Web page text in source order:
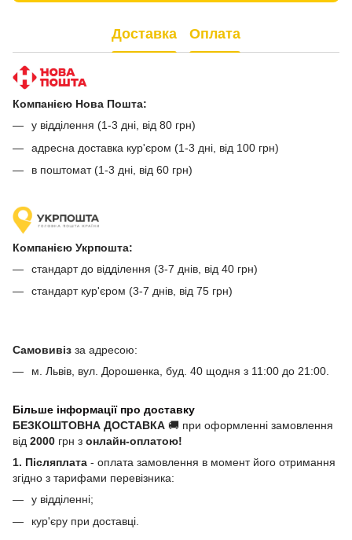
Доставка Оплата
Компанією Нова Пошта:
у відділення (1-3 дні, від 80 грн)
адресна доставка кур'єром (1-3 дні, від 100 грн)
в поштомат (1-3 дні, від 60 грн)
Компанією Укрпошта:
стандарт до відділення (3-7 днів, від 40 грн)
стандарт кур'єром (3-7 днів, від 75 грн)
Самовивіз за адресою:
м. Львів, вул. Дорошенка, буд. 40 щодня з 11:00 до 21:00.
Більше інформації про доставку
БЕЗКОШТОВНА ДОСТАВКА 🚚 при оформленні замовлення
від 2000 грн з онлайн-оплатою!
1. Післяплата - оплата замовлення в момент його отримання
згідно з тарифами перевізника:
у відділенні;
кур'єру при доставці.